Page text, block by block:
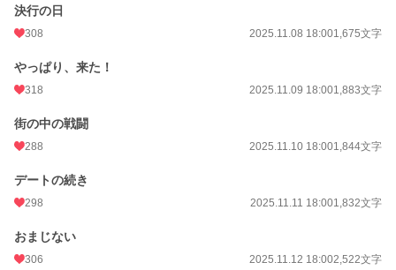
決行の日
308 2025.11.08 18:001,675文字
やっぱり、来た！
318 2025.11.09 18:001,883文字
街の中の戦闘
288 2025.11.10 18:001,844文字
デートの続き
298 2025.11.11 18:001,832文字
おまじない
306 2025.11.12 18:002,522文字